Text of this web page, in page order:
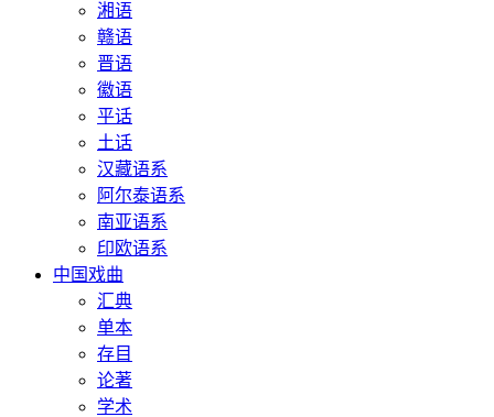
湘语
赣语
晋语
徽语
平话
土话
汉藏语系
阿尔泰语系
南亚语系
印欧语系
中国戏曲
汇典
单本
存目
论著
学术